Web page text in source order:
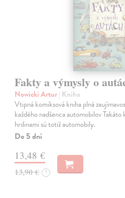
Fakty a výmysly o
Nowicki Artur| Kniha
Vtipná komiksová kniha plná
každého nadšenca automobilov
hrdinami sú totiž automobily.
Do 5 dní
13,48 €
13,90 € ?